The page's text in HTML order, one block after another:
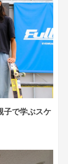
子で学ぶスケ